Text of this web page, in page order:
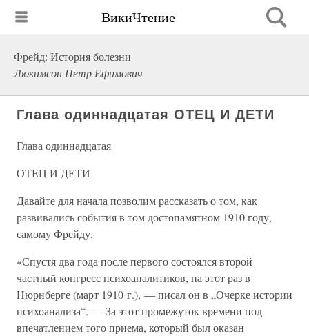
ВикиЧтение
Фрейд: История болезни
Люкимсон Петр Ефимович
Глава одиннадцатая ОТЕЦ И ДЕТИ
Глава одиннадцатая
ОТЕЦ И ДЕТИ
Давайте для начала позволим рассказать о том, как
развивались события в том достопамятном 1910 году,
самому Фрейду.
«Спустя два года после первого состоялся второй
частный конгресс психоаналитиков, на этот раз в
Нюрнберге (март 1910 г.), — писал он в „Очерке истории
психоанализа“. — За этот промежуток времени под
впечатлением того приема, который был оказан